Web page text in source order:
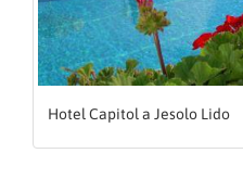
Hotel Capitol a Jesolo Lido